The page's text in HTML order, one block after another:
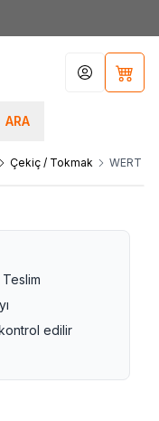
ARA
Hesabım
Çekiç / Tokmak WERT
edilir